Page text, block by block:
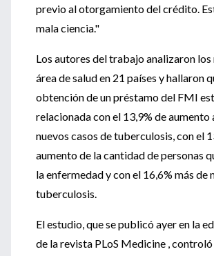
previo al otorgamiento del crédito.
mala ciencia."
Los autores del trabajo analizaron
área de salud en 21 países y hallaron
obtención de un préstamo del FMI
relacionada con el 13,9% de aumento
nuevos casos de tuberculosis, con el
aumento de la cantidad de personas
la enfermedad y con el 16,6% más de
tuberculosis.
El estudio, que se publicó ayer en la
de la revista PLoS Medicine , controló